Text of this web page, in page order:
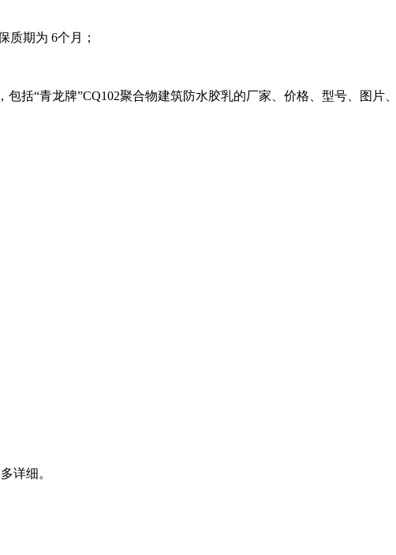
质期为 6个月；
包括“青龙牌”CQ102聚合物建筑防水胶乳的厂家、价格、型号、图片
详细。